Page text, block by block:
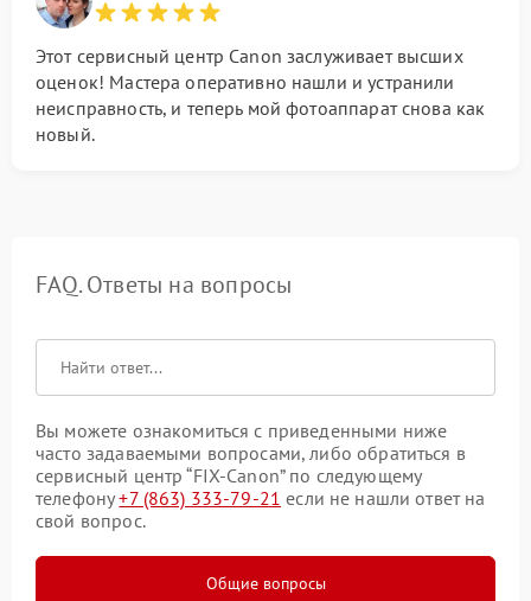
Этот сервисный центр Canon заслуживает высших
оценок! Мастера оперативно нашли и устранили
неисправность, и теперь мой фотоаппарат снова как
новый.
FAQ. Ответы на вопросы
Вы можете ознакомиться с приведенными ниже
часто задаваемыми вопросами, либо обратиться в
сервисный центр “FIX-Canon” по следующему
телефону+7 (863) 333-79-21 если не нашли ответ на
свой вопрос.
Общие вопросы